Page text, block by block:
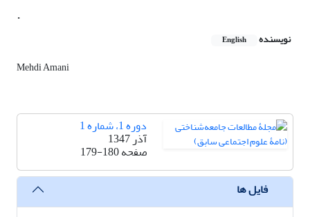
.
نویسنده English
Mehdi Amani
دوره 1، شماره 1
آذر 1347
صفحه179-180
فایل ها